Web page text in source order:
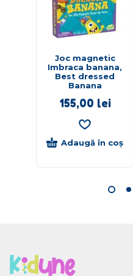
Joc magnetic
Imbraca banana,
Best dressed
Banana
155,00 lei
Adaugă în coș